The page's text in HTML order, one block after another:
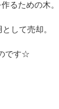
るための木。
して売却。
です☆